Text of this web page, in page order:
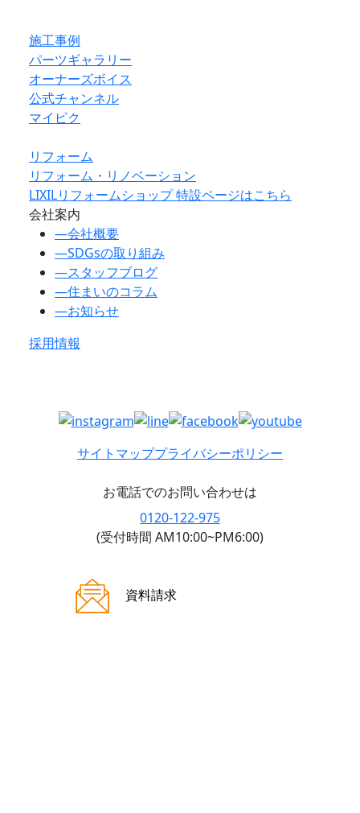
施工事例
パーツギャラリー
オーナーズボイス
公式チャンネル
マイピク
リフォーム
リフォーム・リノベーション
LIXILリフォームショップ 特設ページはこちら
会社案内
―会社概要
―SDGsの取り組み
―スタッフブログ
―住まいのコラム
―お知らせ
採用情報
サイトマッププライバシーポリシー
お電話でのお問い合わせは
0120-122-975
(受付時間 AM10:00~PM6:00)
資料請求